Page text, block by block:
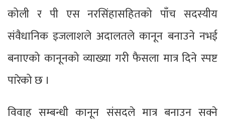
कोली र पी एस नरसिंहासहितको पाँच सदस्यीय
संवैधानिक इजलाशले अदालतले कानून बनाउने नभई
बनाएको कानूनको व्याख्या गरी फैसला मात्र दिने स्पष्ट
पारेको छ ।
विवाह सम्बन्धी कानून संसदले मात्र बनाउन सक्ने